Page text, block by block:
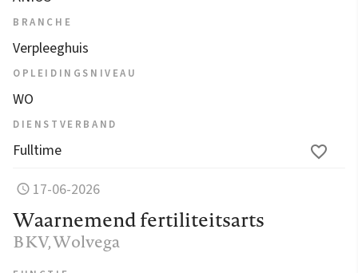
BRANCHE
Verpleeghuis
OPLEIDINGSNIVEAU
WO
DIENSTVERBAND
Fulltime
17-06-2026
Waarnemend fertiliteitsarts
BKV, Wolvega